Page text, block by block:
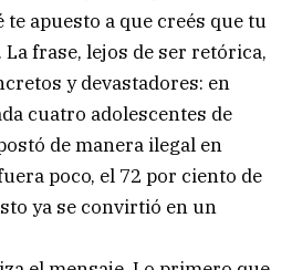
te apuesto a que creés que tu
frase, lejos de ser retórica,
y devastadores: en
cuatro adolescentes de
de manera ilegal en
poco, el 72 por ciento de
ya se convirtió en un